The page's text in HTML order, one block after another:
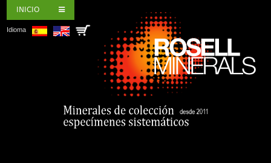
INICIO
Idioma